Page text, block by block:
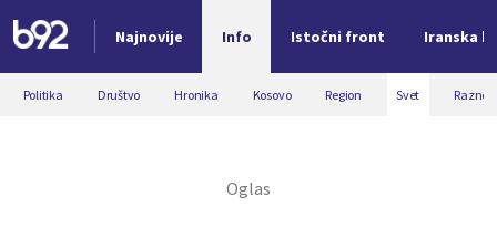
Najnovije Info Istočni front Iranska
Nova vest
Politika Društvo Hronika Kosovo Region Svet Razno